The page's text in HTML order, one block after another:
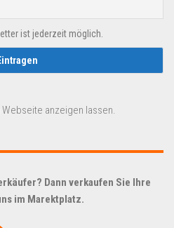
ist jederzeit möglich.
anzeigen lassen.
Dann verkaufen Sie Ihre
im Marektplatz.